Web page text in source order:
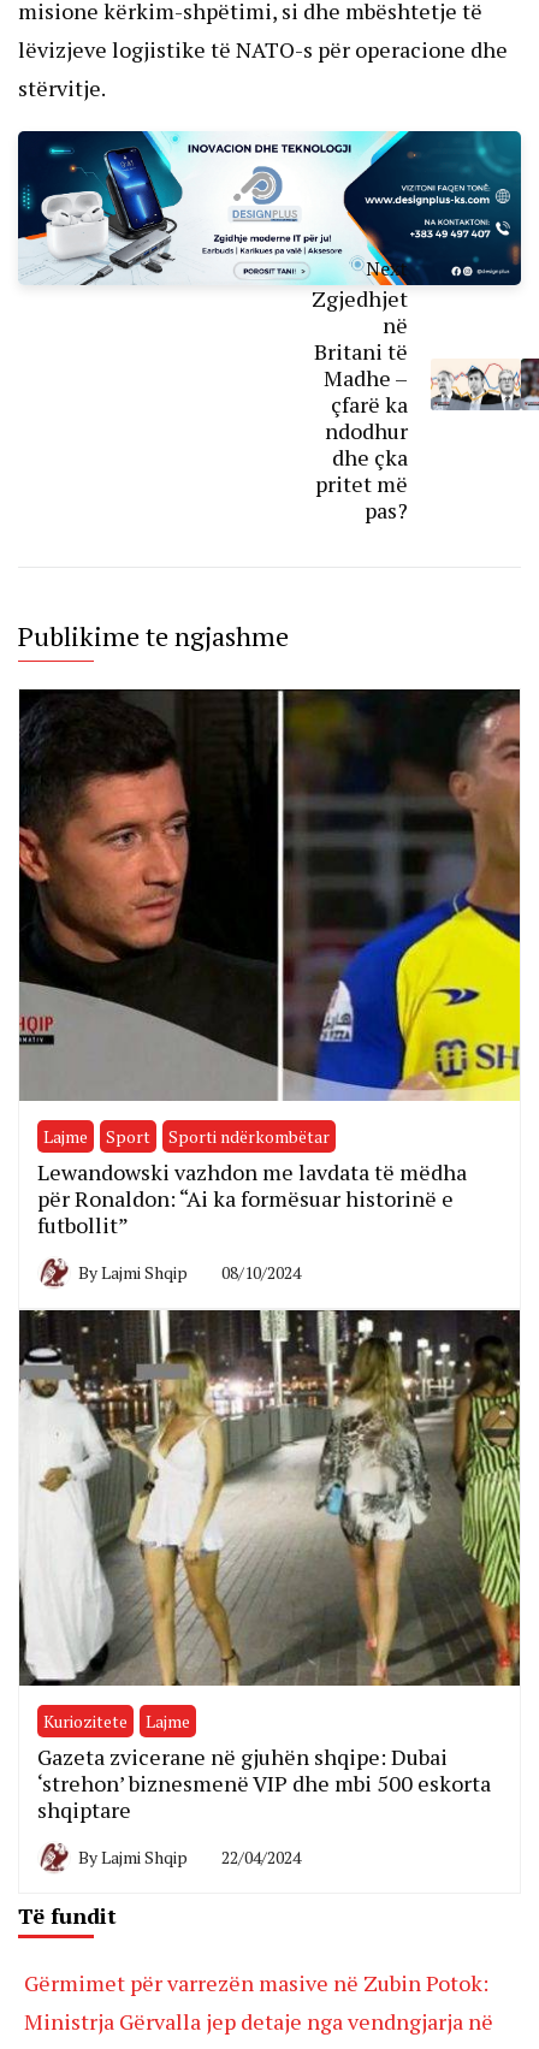
misione kërkim-shpëtimi, si dhe mbështetje të
lëvizjeve logjistike të NATO-s për operacione dhe
stërvitje.
Next
Zgjedhjet
në
Britani të
Madhe –
çfarë ka
ndodhur
dhe çka
pritet më
pas?
Publikime te ngjashme
Lajme Sport Sporti ndërkombëtar
Lewandowski vazhdon me lavdata të mëdha
për Ronaldon: “Ai ka formësuar historinë e
futbollit”
ByLajmi Shqip 08/10/2024
Kuriozitete Lajme
Gazeta zvicerane në gjuhën shqipe: Dubai
‘strehon’ biznesmenë VIP dhe mbi 500 eskorta
shqiptare
ByLajmi Shqip 22/04/2024
Të fundit
Gërmimet për varrezën masive në Zubin Potok:
Ministrja Gërvalla jep detaje nga vendngjarja në